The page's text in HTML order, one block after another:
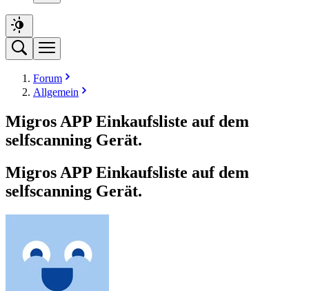
Forum
Allgemein
Migros APP Einkaufsliste auf dem
selfscanning Gerät.
Migros APP Einkaufsliste auf dem
selfscanning Gerät.